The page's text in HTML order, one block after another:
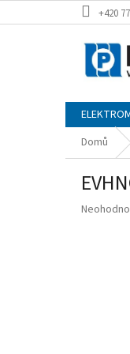
na
+420
Domů
Průměrné